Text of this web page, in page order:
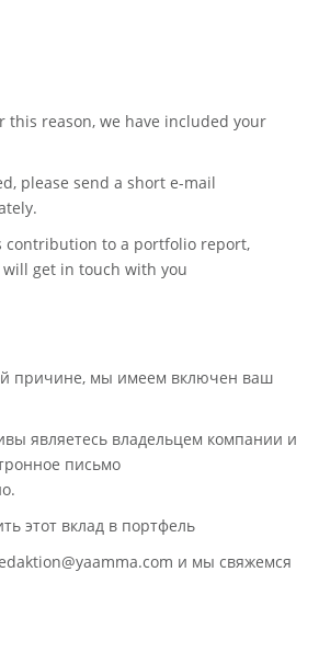
reason, we have included your
please send a short e-mail
contribution to a portfolio report,
get in touch with you
причине, мы имеем включен ваш
являетесь владельцем компании и
письмо
этот вклад в портфель
и мы свяжемся